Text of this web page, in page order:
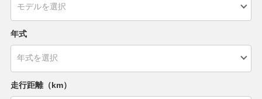
年式
走行距離（km）